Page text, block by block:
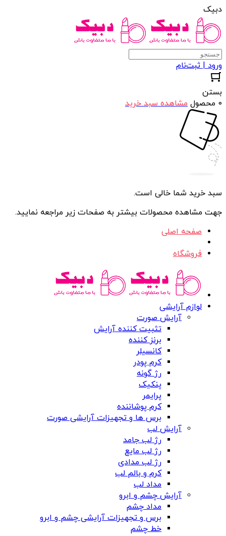
دبیک
ورود | ثبت‌نام
بستن
0 محصول
مشاهده سبد خرید
سبد خرید شما خالی است.
جهت مشاهده محصولات بیشتر به صفحات زیر مراجعه نمایید.
صفحه اصلی
فروشگاه
لوازم آرایشی
آرایش صورت
تثبیت کننده آرایش
برنز کننده
کانسیلر
کرم پودر
رژ گونه
پنکیک
پرایمر
کرم پوشاننده
برس ها و تجهیزات آرایشی صورت
آرایش لب
رژ لب جامد
رژ لب مایع
رژ لب مدادی
کرم و بالم لب
مداد لب
آرایش چشم و ابرو
مداد چشم
برس و تجهیزات آرایشی چشم و ابرو
خط چشم